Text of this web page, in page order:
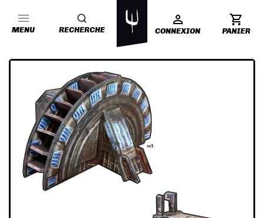
MENU RECHERCHE CONNEXION PANIER